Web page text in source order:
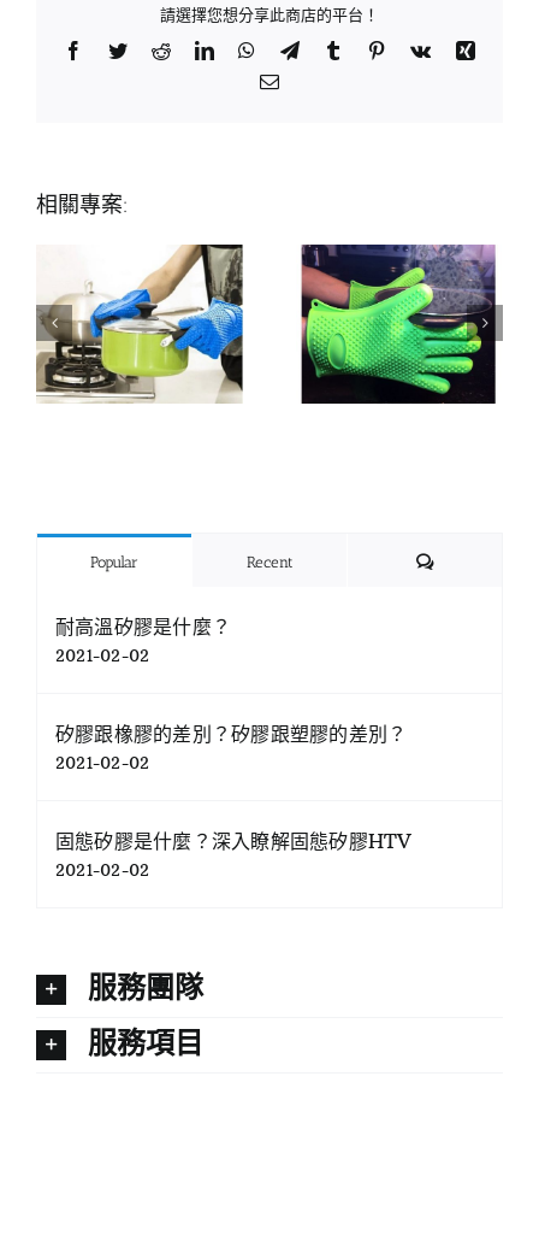
請選擇您想分享此商店的平台！
Facebook
TwitterRedditLinkedInWhatsApp
TelegramTumblr Pinterest
Vk
Xing
Email:
相關專案:
Popular Recent Comments
耐高溫矽膠是什麼？
2021-02-02
矽膠跟橡膠的差別？矽膠跟塑膠的差別？
2021-02-02
固態矽膠是什麼？深入瞭解固態矽膠HTV
2021-02-02
服務團隊
服務項目